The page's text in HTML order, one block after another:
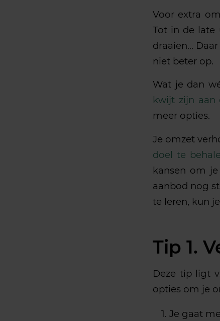
Voor extra
Tot in de late
draaien…
niet beter op.
Wat je dan
kwijt zijn aan
meer opties.
Je omzet
doel te
kansen om
aanbod nog
te leren, kun
Tip 1.
Deze tip ligt
opties om je
Je gaat